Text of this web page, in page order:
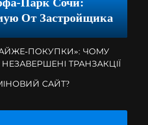
Парк Сочи:
От Застройщика
ПОКУПКИ»: ЧОМУ
ТРАНЗАКЦІЇ
САЙТ?